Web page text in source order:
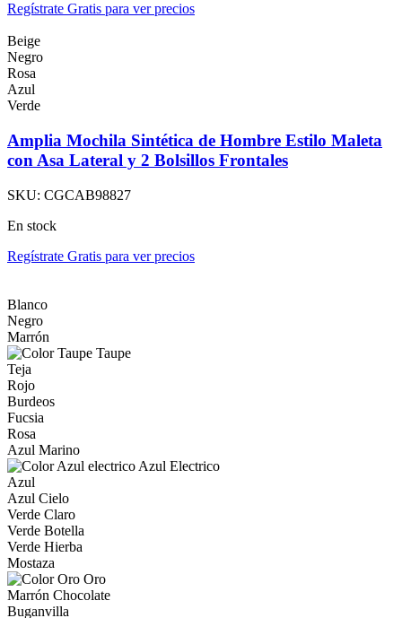
Regístrate Gratis para ver precios
Beige
Negro
Rosa
Azul
Verde
Amplia Mochila Sintética de Hombre Estilo Maleta
con Asa Lateral y 2 Bolsillos Frontales
SKU: CGCAB98827
En stock
Regístrate Gratis para ver precios
Blanco
Negro
Marrón
Taupe
Teja
Rojo
Burdeos
Fucsia
Rosa
Azul Marino
Azul Electrico
Azul
Azul Cielo
Verde Claro
Verde Botella
Verde Hierba
Mostaza
Oro
Marrón Chocolate
Buganvilla